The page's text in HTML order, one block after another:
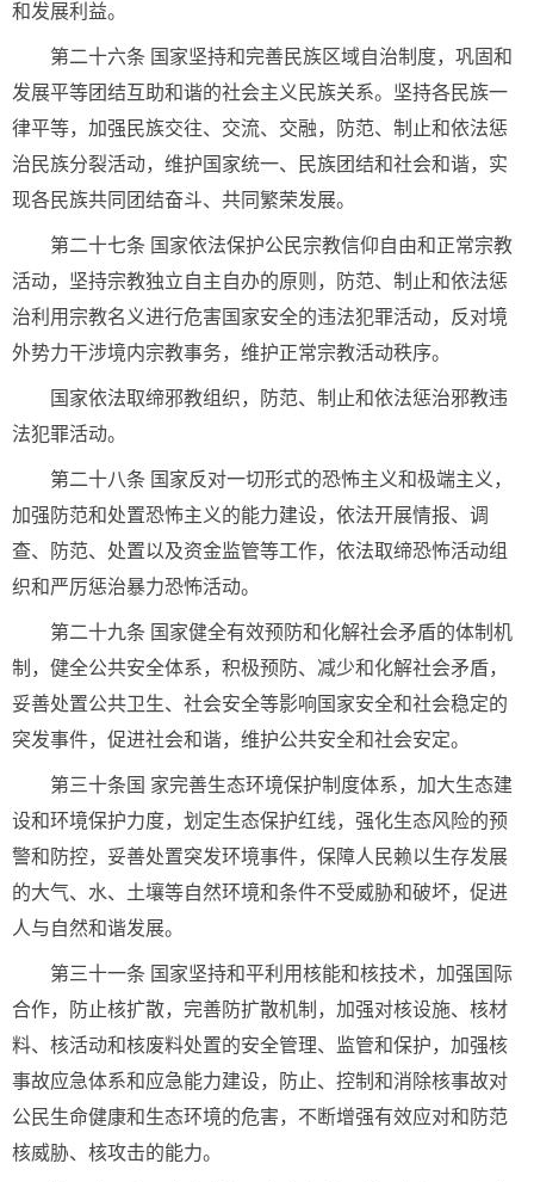
和发展利益。
第二十六条 国家坚持和完善民族区域自治制度，巩固和
发展平等团结互助和谐的社会主义民族关系。坚持各民族一
律平等，加强民族交往、交流、交融，防范、制止和依法惩
治民族分裂活动，维护国家统一、民族团结和社会和谐，实
现各民族共同团结奋斗、共同繁荣发展。
第二十七条 国家依法保护公民宗教信仰自由和正常宗教
活动，坚持宗教独立自主自办的原则，防范、制止和依法惩
治利用宗教名义进行危害国家安全的违法犯罪活动，反对境
外势力干涉境内宗教事务，维护正常宗教活动秩序。
国家依法取缔邪教组织，防范、制止和依法惩治邪教违
法犯罪活动。
第二十八条 国家反对一切形式的恐怖主义和极端主义，
加强防范和处置恐怖主义的能力建设，依法开展情报、调
查、防范、处置以及资金监管等工作，依法取缔恐怖活动组
织和严厉惩治暴力恐怖活动。
第二十九条 国家健全有效预防和化解社会矛盾的体制机
制，健全公共安全体系，积极预防、减少和化解社会矛盾，
妥善处置公共卫生、社会安全等影响国家安全和社会稳定的
突发事件，促进社会和谐，维护公共安全和社会安定。
第三十条国 家完善生态环境保护制度体系，加大生态建
设和环境保护力度，划定生态保护红线，强化生态风险的预
警和防控，妥善处置突发环境事件，保障人民赖以生存发展
的大气、水、土壤等自然环境和条件不受威胁和破坏，促进
人与自然和谐发展。
第三十一条 国家坚持和平利用核能和核技术，加强国际
合作，防止核扩散，完善防扩散机制，加强对核设施、核材
料、核活动和核废料处置的安全管理、监管和保护，加强核
事故应急体系和应急能力建设，防止、控制和消除核事故对
公民生命健康和生态环境的危害，不断增强有效应对和防范
核威胁、核攻击的能力。